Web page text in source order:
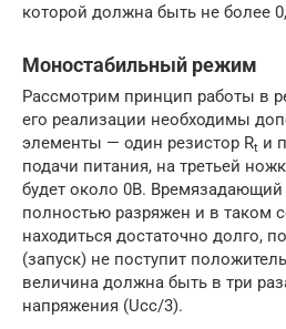
которой должна быть не более
Моностабильный режим
Рассмотрим принцип работы в
его реализации необходимы
элементы — один резистор Rt и
подачи питания, на третьей
будет около 0В. Времязадающий
полностью разряжен и в таком
находиться достаточно долго,
(запуск) не поступит
величина должна быть в три
напряжения (Ucc/3).